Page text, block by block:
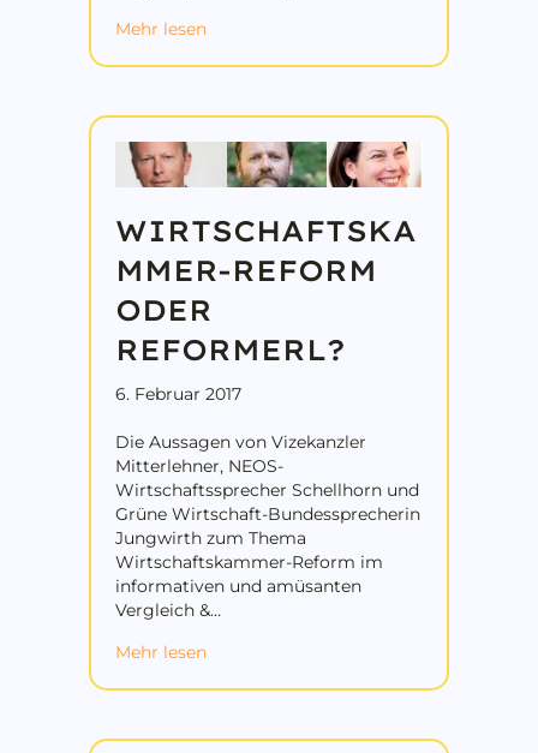
Mehr lesenabout Wie Jungunternehmer die
WIRTSCHAFTSKA
MMER-REFORM
ODER
REFORMERL?
6. Februar 2017
Die Aussagen von Vizekanzler
Mitterlehner, NEOS-
Wirtschaftssprecher Schellhorn und
Grüne Wirtschaft-Bundessprecherin
Jungwirth zum Thema
Wirtschaftskammer-Reform im
informativen und amüsanten
Vergleich &…
Mehr lesenabout WIRTSCHAFTSKAMMER-